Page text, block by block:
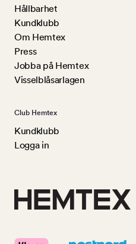
Hållbarhet
Kundklubb
Om Hemtex
Press
Jobba på Hemtex
Visselblåsarlagen
Club Hemtex
Kundklubb
Logga in